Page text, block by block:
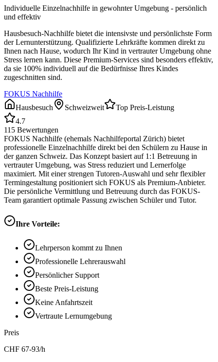
Individuelle Einzelnachhilfe in gewohnter Umgebung - persönlich
und effektiv
Hausbesuch-Nachhilfe bietet die intensivste und persönlichste Form
der Lernunterstützung. Qualifizierte Lehrkräfte kommen direkt zu
Ihnen nach Hause, wodurch Ihr Kind in vertrauter Umgebung ohne
Stress lernen kann. Diese Premium-Services sind besonders effektiv,
da sie 100% individuell auf die Bedürfnisse Ihres Kindes
zugeschnitten sind.
FOKUS Nachhilfe
Hausbesuch
Schweizweit
Top Preis-Leistung
4.7
115 Bewertungen
FOKUS Nachhilfe (ehemals Nachhilfeportal Zürich) bietet
professionelle Einzelnachhilfe direkt bei den Schülern zu Hause in
der ganzen Schweiz. Das Konzept basiert auf 1:1 Betreuung in
vertrauter Umgebung, was Stress reduziert und Lernerfolge
maximiert. Mit einer strengen Tutoren-Auswahl und sehr flexibler
Termingestaltung positioniert sich FOKUS als Premium-Anbieter.
Die persönliche Vermittlung und Betreuung durch das FOKUS-
Team garantiert optimale Passung zwischen Schüler und Tutor.
Ihre Vorteile:
Lehrperson kommt zu Ihnen
Professionelle Lehrerauswahl
Persönlicher Support
Beste Preis-Leistung
Keine Anfahrtszeit
Vertraute Lernumgebung
Preis
CHF 67-93/h